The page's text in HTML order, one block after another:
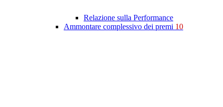
Relazione sulla Performance
Ammontare complessivo dei premi 10